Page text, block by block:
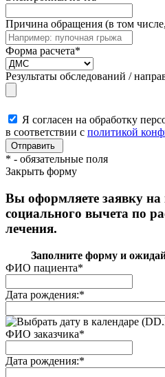
Причина обращения (в том
Форма расчета*
Результаты обследований /
Я согласен на обработку
в соответствии с политикой
* - обязательные поля
Закрыть форму
Вы оформляете заявку на
социального вычета по
лечения.
Заполните форму и
ФИО пациента*
Дата рождения:*
ФИО заказчика*
Дата рождения:*